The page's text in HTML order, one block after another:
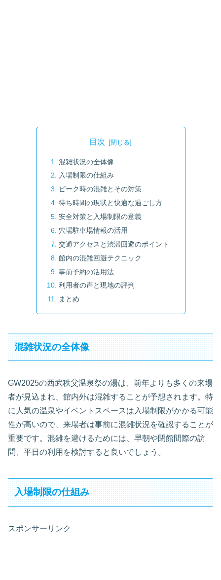
目次
混雑状況の全体像
入場制限の仕組み
ピーク時の混雑とその対策
待ち時間の現状と快適な過ごし方
安全対策と入場制限の意義
穴場駐車場情報の活用
交通アクセスと渋滞回避のポイント
館内の混雑回避テクニック
事前予約の活用法
利用者の声と現地の評判
まとめ
混雑状況の全体像
GW2025の西武秩父温泉祭の湯は、前年よりも多くの来場
者が見込まれ、館内外は混雑することが予想されます。特
に人気の温泉やイベントスペースは入場制限がかかる可能
性が高いので、来場者は事前に混雑状況を確認することが
重要です。混雑を避けるためには、早朝や閉館間際の訪
問、平日の利用を検討すると良いでしょう。
入場制限の仕組み
スポンサーリンク